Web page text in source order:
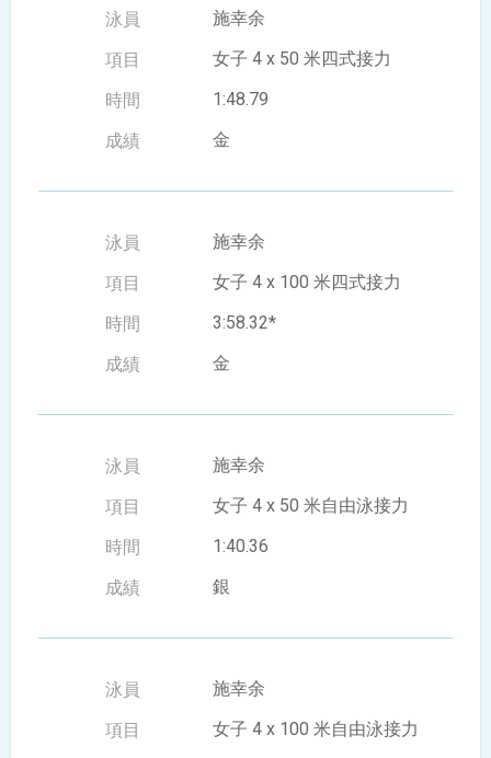
施幸余
女子 4 x 50 米四式接力
1:48.79
金
施幸余
女子 4 x 100 米四式接力
3:58.32*
金
施幸余
女子 4 x 50 米自由泳接力
1:40.36
銀
施幸余
女子 4 x 100 米自由泳接力